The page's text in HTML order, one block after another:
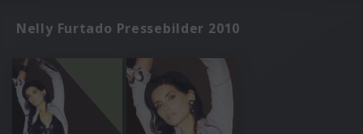
Nelly Furtado Pressebilder 2010